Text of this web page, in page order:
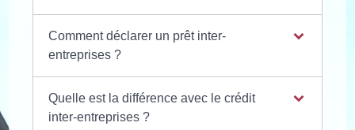
Comment déclarer un prêt inter-
entreprises ?
Quelle est la différence avec le crédit
inter-entreprises ?